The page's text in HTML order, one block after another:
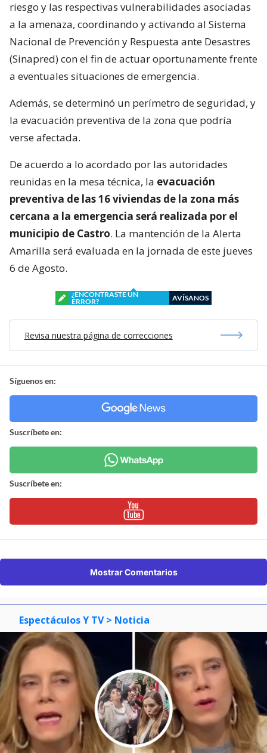
riesgo y las respectivas vulnerabilidades asociadas
a la amenaza, coordinando y activando al Sistema
Nacional de Prevención y Respuesta ante Desastres
(Sinapred) con el fin de actuar oportunamente frente
a eventuales situaciones de emergencia.
Además, se determinó un perímetro de seguridad, y
la evacuación preventiva de la zona que podría
verse afectada.
De acuerdo a lo acordado por las autoridades
reunidas en la mesa técnica, la evacuación
preventiva de las 16 viviendas de la zona más
cercana a la emergencia será realizada por el
municipio de Castro. La mantención de la Alerta
Amarilla será evaluada en la jornada de este jueves
6 de Agosto.
¿ENCONTRASTE UN
ERROR?
AVÍSANOS
Revisa nuestra página de correcciones
Síguenos en:
Suscríbete en:
Suscríbete en:
Mostrar Comentarios
Espectáculos Y TV > Noticia